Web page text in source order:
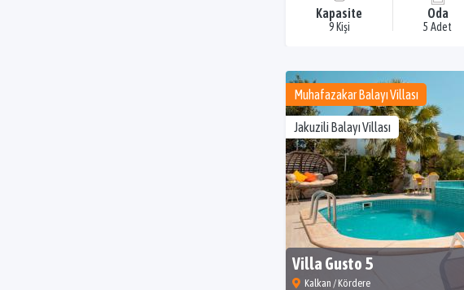
Kapasite
9 Kişi
Oda
5 Adet
Muhafazakar Balayı Villası
Jakuzili Balayı Villası
Villa Gusto 5
Kalkan / Kördere